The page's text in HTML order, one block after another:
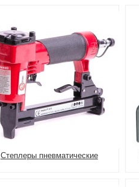
Степлеры пневматические